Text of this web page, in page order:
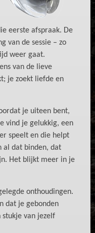
eerste afspraak. De
van de sessie – zo
weer gaat.
van de lieve
je zoekt liefde en
je uiteen bent,
vind je gelukkig, een
speelt en die helpt
al dat binden, dat
Het blijkt meer in je
onthoudingen.
dat je gebonden
van jezelf